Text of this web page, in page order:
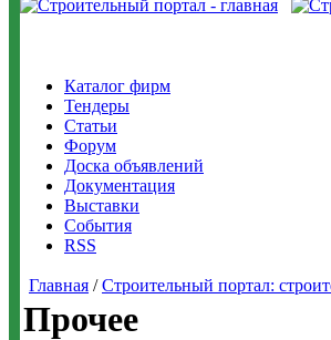
Каталог фирм
Тендеры
Статьи
Форум
Доска объявлений
Документация
Выставки
События
RSS
Главная /Строительный портал:
Прочее